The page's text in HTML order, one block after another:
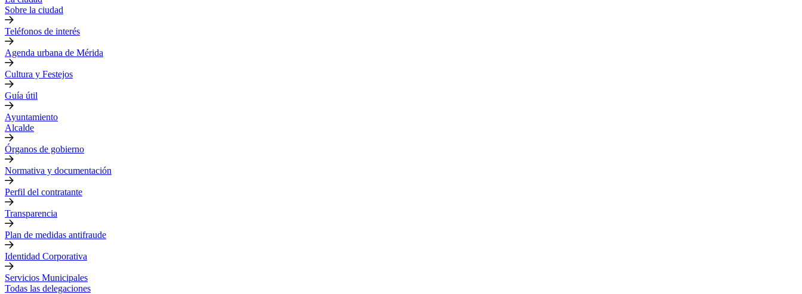
Sobre la ciudad
Teléfonos de interés
Agenda urbana de Mérida
Cultura y Festejos
Guía útil
Ayuntamiento
Alcalde
Órganos de gobierno
Normativa y documentación
Perfil del contratante
Transparencia
Plan de medidas antifraude
Identidad Corporativa
Servicios Municipales
Todas las delegaciones